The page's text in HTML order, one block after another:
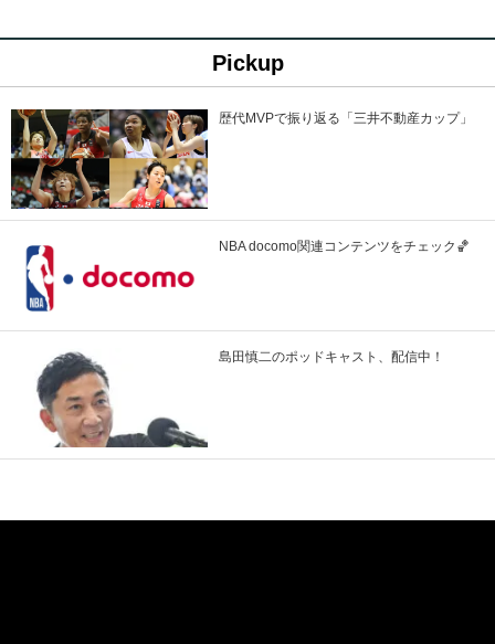
Pickup
歴代MVPで振り返る「三井不動産カップ」
NBA docomo関連コンテンツをチェック🏀
島田慎二のポッドキャスト、配信中！